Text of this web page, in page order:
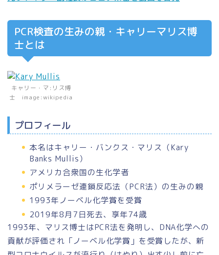
PCR検査の生みの親・キャリーマリス博
士とは
キャリー・マ:リス博
士 image:wikipedia
プロフィール
本名はキャリー・バンクス・マリス（Kary
Banks Mullis）
アメリカ合衆国の生化学者
ポリメラーゼ連鎖反応法（PCR法）の生みの親
1993年ノーベル化学賞を受賞
2019年8月7日死去、享年74歳
1993年、マリス博士はPCR法を発明し、DNA化学への
貢献が評価され 「ノーベル化学賞」 を受賞したが、新